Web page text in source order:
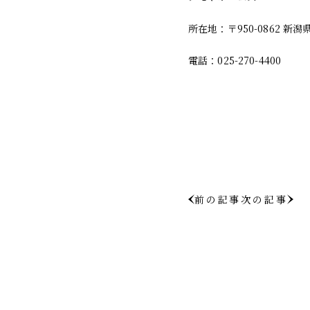
所在地：〒950-0862 新潟
電話：025-270-4400
前の記事次の記事